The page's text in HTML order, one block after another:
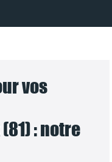
vos
: notre